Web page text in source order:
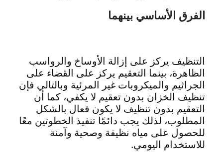
الفرق الأساسي بينهما
التنظيف يركز على إزالة الأوساخ والرواسب
الظاهرة، بينما التعقيم يركز على القضاء على
الجراثيم والميكروبات غير المرئية وبالتالي فإن
تنظيف الخزان بدون تعقيم لا يكفي، كما أن
التعقيم بدون تنظيف لا يكون فعال بالشكل
المطلوب، لذلك يجب دائمًا تنفيذ الخطوتين معًا
للحصول على مياه نظيفة وصحية وآمنة
للاستخدام اليومي.